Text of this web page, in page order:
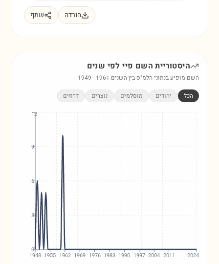
הורדה שתף
היסטוריית השם פיילפי שנים
השם מופיע בנתוני הלמ"ס בין השנים 1949 - 1961
הכל יהודים מוסלמים נוצרים דרוזים
1948 1955 1962 1969 1976 1983 1990 1997 2004 2011 2024
0
3
6
9
12